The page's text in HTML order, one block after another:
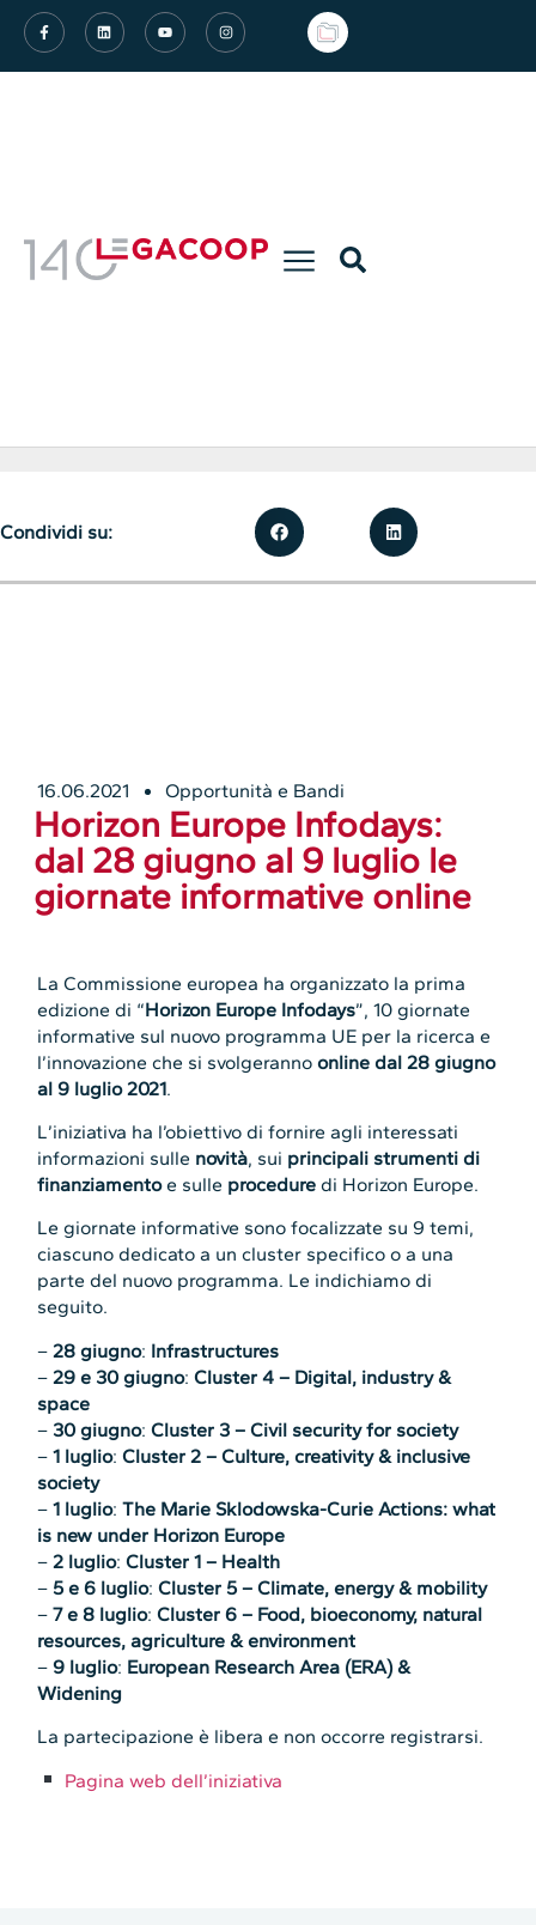
16.06.2021 Opportunità e Bandi
Horizon Europe Infodays:
dal 28 giugno al 9 luglio le
giornate informative online
La Commissione europea ha organizzato la prima
edizione di “Horizon Europe Infodays”, 10 giornate
informative sul nuovo programma UE per la ricerca e
l’innovazione che si svolgerannoonline dal 28 giugno
al 9 luglio 2021.
L’iniziativa ha l’obiettivo di fornire agli interessati
informazioni sulle novità, sui principali strumenti di
finanziamentoe sulle proceduredi Horizon Europe.
Le giornate informative sono focalizzate su 9 temi,
ciascuno dedicato a un cluster specifico o a una
parte del nuovo programma. Le indichiamo di
seguito.
–28 giugno: Infrastructures
–29 e 30 giugno:Cluster 4 – Digital, industry &
space
– 30 giugno:Cluster 3 – Civil security for society
–1 luglio:Cluster 2 – Culture, creativity & inclusive
society
–1 luglio:The Marie Sklodowska-Curie Actions: what
is new under Horizon Europe
–2 luglio:Cluster 1 – Health
– 5 e 6 luglio:Cluster 5 – Climate, energy & mobility
–7 e 8 luglio:Cluster 6 – Food, bioeconomy, natural
resources, agriculture & environment
–9 luglio: European Research Area (ERA) &
Widening
La partecipazione è libera e non occorre registrarsi.
Pagina web dell’iniziativa
Condividi su: